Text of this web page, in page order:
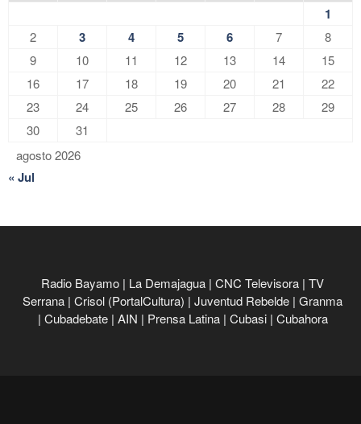
agosto 2026
1
2 3 4 5 6 7
8
9
10 11 12 13 14
15
16
17 18 19 20 21
22
23
24 25 26 27 28
29
30
31
« Jul
Radio Bayamo | La Demajagua | CNC Televisora | TV
Serrana | Crisol (PortalCultura) | Juventud Rebelde | Granma
| Cubadebate | AIN | Prensa Latina | Cubasi | Cubahora